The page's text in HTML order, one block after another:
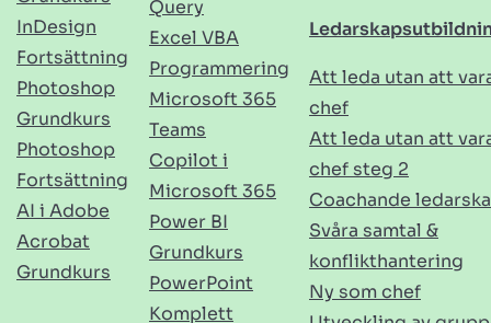
InDesign
Fortsättning
Photoshop
Grundkurs
Photoshop
Fortsättning
AI i Adobe
Acrobat
Grundkurs
Query
Excel VBA
Programmering
Microsoft 365
Teams
Copilot i
Microsoft 365
Power BI
Grundkurs
PowerPoint
Komplett
Att leda utan att
chef
Att leda utan att
chef steg 2
Coachande
Svåra samtal &
konflikthantering
Ny som chef